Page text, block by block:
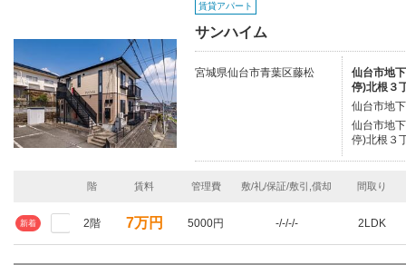
賃貸アパート
サンハイム
宮城県仙台市青葉区藤松
仙台市地
停)北根３
仙台市地
仙台市地
停)北根３
階 賃料 管理費 敷/礼/保証/敷引,償却 間取り
新着 2階 7万円 5000円 -/-/-/- 2LDK